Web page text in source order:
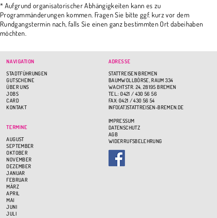
* Aufgrund organisatorischer Abhängigkeiten kann es zu
Programmänderungen kommen. Fragen Sie bitte ggf. kurz vor dem
Rundgangstermin nach, falls Sie einen ganz bestimmten Ort dabeihaben
möchten.
NAVIGATION
STADTFÜHRUNGEN
GUTSCHEINE
ÜBER UNS
JOBS
CARD
KONTAKT
TERMINE
AUGUST
SEPTEMBER
OKTOBER
NOVEMBER
DEZEMBER
JANUAR
FEBRUAR
MÄRZ
APRIL
MAI
JUNI
JULI
ADRESSE
STATTREISEN BREMEN
BAUMWOLLBÖRSE, RAUM 334
WACHTSTR. 24, 28195 BREMEN
TEL.: 0421 / 430 56 56
FAX: 0421 / 430 56 54
INFO(AT)STATTREISEN-BREMEN.DE
IMPRESSUM
DATENSCHUTZ
AGB
WIDERRUFSBELEHRUNG